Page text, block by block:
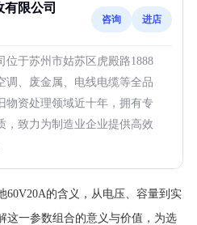
限公司
咨询 进店
位于苏州市姑苏区虎殿路1888
调、废金属、电线电缆等全品
物资处理领域近十年，拥有专
，致力为制造业企业提供高效
60V20A的含义，从电压、容量到实
这一参数组合的意义与价值，为选